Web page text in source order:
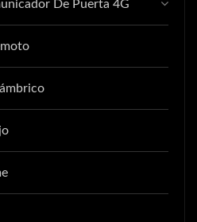
De Puerta 4G